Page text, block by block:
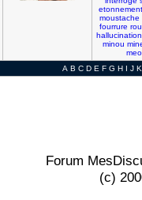
etonnement
moustache
fourrure
hallucination
minou
A B C D E F G H I J K
Forum
(c)